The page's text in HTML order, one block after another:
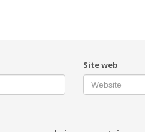
Site web